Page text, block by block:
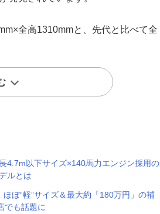
全高1310mmと、先代と比べて全
4.7m以下サイズ×140馬力エンジン採用の
ルとは
ぼ“軽”サイズ＆最大約「180万円」の補
でも話題に